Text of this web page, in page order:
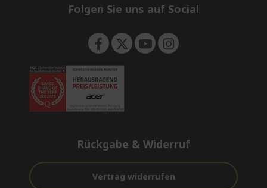
e
Folgen Sie uns auf Social
Rückgabe & Widerruf
Vertrag widerrufen